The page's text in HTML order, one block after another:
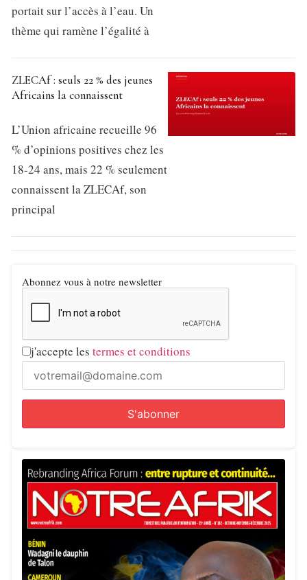
portait sur l’accès à l’eau. Un
thème qui ramène l’égalité à
ZLECAf : seuls 22 % des jeunes
Africains la connaissent
L’Union africaine recueille 96
% d’opinions positives chez les
18-24 ans, mais 22 % seulement
connaissent la ZLECAf, son
principal
Abonnez vous à notre newsletter
j'accepte les termes et conditions